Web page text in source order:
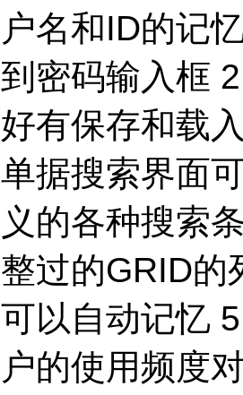
户名和ID的记
到密码输入框
好有保存和载
单据搜索界面
义的各种搜索
整过的GRID的
可以自动记忆
户的使用频度